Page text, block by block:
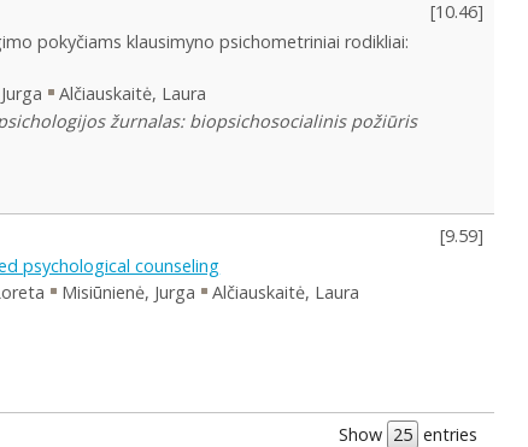
[10.46]
pokyčiams klausimyno psichometriniai rodikliai:
Alčiauskaitė, Laura
žurnalas: biopsichosocialinis požiūris
[9.59]
psychological counseling
Misiūnienė, Jurga
Alčiauskaitė, Laura
Show entries